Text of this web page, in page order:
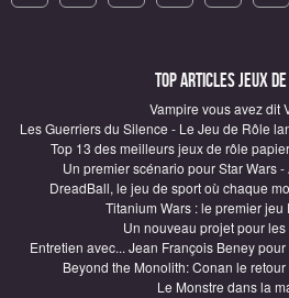
Top articles Jeux
Vampire vous avez dit
Les Guerriers du Silence - Le Jeu de Rôle
Top 13 des meilleurs jeux de rôle
Un premier scénario pour Star Wars
DreadBall, le jeu de sport où chaque
Titanium Wars : le premier jeu
Un nouveau projet pour
Entretien avec... Jean François Beney
Beyond the Monolith: Conan le
Le Monstre dans la